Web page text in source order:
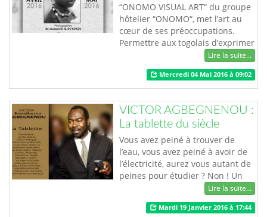
“ONOMO VISUAL ART“ du groupe
hôtelier “ONOMO“, met l’art au
cœur de ses préoccupations.
Permettre aux togolais d’exprimer
pleinement leur savoir-faire en
photographie et vidéo, est
désormais chose importante chez
le groupe. Les jeunes togolais ont
la possibilité de ressortir la
beauté traditionnelle de leur
pays. Dans cette logique, ONOMO
héberge …
Lire la suite...
Mercredi 04 Mai 2016 à 09:02
VICTOR AGBEGNENOU :
La tablette du siècle
Vous avez peiné à trouver de
l’eau, vous avez peiné à avoir de
l’électricité, aurez vous autant de
peines pour étudier ? Non ! Un
outil d’étude sans précédent, un
outil-balise de pédagogie, telle
est la tablette du franco-togolais
Lire la suite...
Mardi 19 Janvier 2016 à 17:44